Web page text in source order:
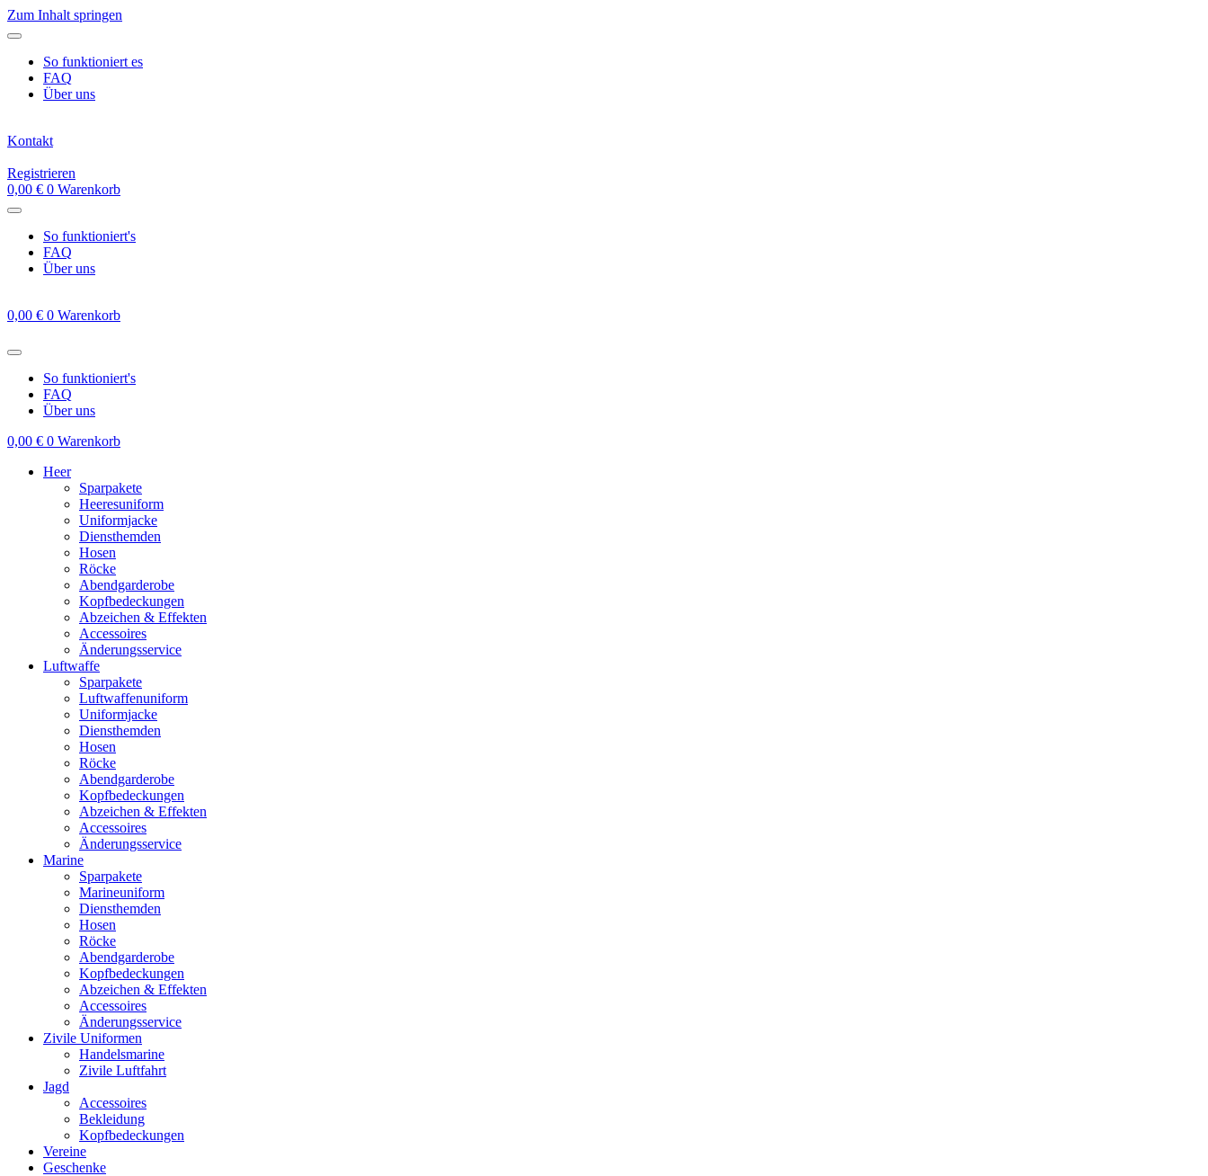
Zum Inhalt springen
So funktioniert es
FAQ
Über uns
Kontakt
Registrieren
0,00 € 0 Warenkorb
So funktioniert's
FAQ
Über uns
0,00 € 0 Warenkorb
So funktioniert's
FAQ
Über uns
0,00 € 0 Warenkorb
Heer
Sparpakete
Heeresuniform
Uniformjacke
Diensthemden
Hosen
Röcke
Abendgarderobe
Kopfbedeckungen
Abzeichen & Effekten
Accessoires
Änderungsservice
Luftwaffe
Sparpakete
Luftwaffenuniform
Uniformjacke
Diensthemden
Hosen
Röcke
Abendgarderobe
Kopfbedeckungen
Abzeichen & Effekten
Accessoires
Änderungsservice
Marine
Sparpakete
Marineuniform
Diensthemden
Hosen
Röcke
Abendgarderobe
Kopfbedeckungen
Abzeichen & Effekten
Accessoires
Änderungsservice
Zivile Uniformen
Handelsmarine
Zivile Luftfahrt
Jagd
Accessoires
Bekleidung
Kopfbedeckungen
Vereine
Geschenke